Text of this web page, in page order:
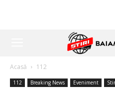
Acasă 112
112 Breaking News Eveniment